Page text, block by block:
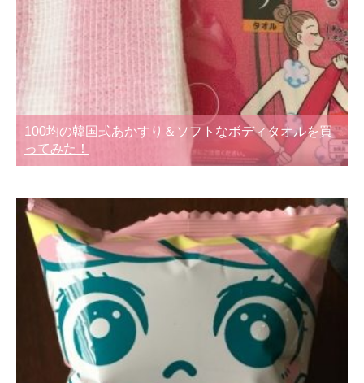
100均の韓国式あかすり＆ソフトなボディタオルを買
ってみた！